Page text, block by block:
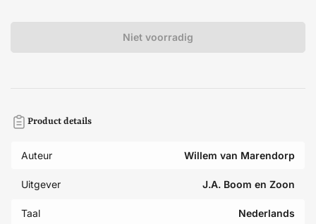
Niet voorradig
Product details
Auteur Willem van Marendorp
Uitgever J.A. Boom en Zoon
Taal Nederlands